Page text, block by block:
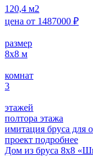
120,4 м2
цена от 1487000 ₽
размер
8х8 м
комнат
3
этажей
полтора этажа
имитация бруса для
проект подробнее
Дом из бруса 8х8